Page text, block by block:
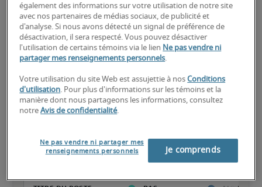
Le candidat possède une vaste expérience et des compétences
avancées pour le poste, et peut également détenir des
certifications spécialisées.
Salaires estimés pour des
également des informations sur votre utilisation de notre site
avec nos partenaires de médias sociaux, de publicité et
d'analyse. Si nous avons détecté un signal de préférence de
désactivation, il sera respecté. Vous pouvez désactiver
l'utilisation de certains témoins via le lien Ne pas vendre ni
partager mes renseignements personnels.
Votre utilisation du site Web est assujettie à nosConditions
d'utilisation. Pour plus d'informations sur les témoins et la
manière dont nous partageons les informations, consultez
notreAvis de confidentialité.
Ne pas vendre ni partager mes
renseignements personnels
Je comprends